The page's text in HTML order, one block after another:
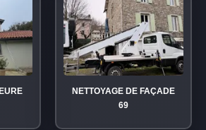
NETTOYAGE DE FAÇADE
69